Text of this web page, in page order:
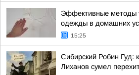
Эффективные методы
одежды в домашних
15:25
Сибирский Робин Гуд:
Лиханов сумел